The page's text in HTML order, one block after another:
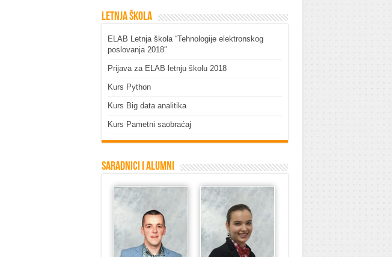
Letnja škola
ELAB Letnja škola “Tehnologije elektronskog
poslovanja 2018″
Prijava za ELAB letnju školu 2018
Kurs Python
Kurs Big data analitika
Kurs Pametni saobraćaj
Saradnici i Alumni